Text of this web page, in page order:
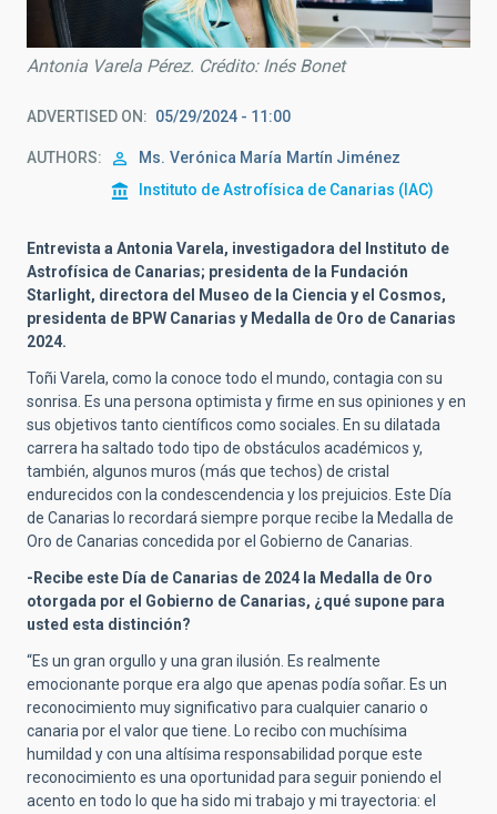
Antonia Varela Pérez. Crédito: Inés Bonet
ADVERTISED ON 05/29/2024 - 11:00
AUTHORS Ms. Verónica María Martín Jiménez
Instituto de Astrofísica de Canarias (IAC)
Entrevista a Antonia Varela, investigadora del Instituto de
Astrofísica de Canarias; presidenta de la Fundación
Starlight, directora del Museo de la Ciencia y el Cosmos,
presidenta de BPW Canarias y Medalla de Oro de Canarias
2024.
Toñi Varela, como la conoce todo el mundo, contagia con su
sonrisa. Es una persona optimista y firme en sus opiniones y en
sus objetivos tanto científicos como sociales. En su dilatada
carrera ha saltado todo tipo de obstáculos académicos y,
también, algunos muros (más que techos) de cristal
endurecidos con la condescendencia y los prejuicios. Este Día
de Canarias lo recordará siempre porque recibe la Medalla de
Oro de Canarias concedida por el Gobierno de Canarias.
-Recibe este Día de Canarias de 2024 la Medalla de Oro
otorgada por el Gobierno de Canarias, ¿qué supone para
usted esta distinción?
“Es un gran orgullo y una gran ilusión. Es realmente
emocionante porque era algo que apenas podía soñar. Es un
reconocimiento muy significativo para cualquier canario o
canaria por el valor que tiene. Lo recibo con muchísima
humildad y con una altísima responsabilidad porque este
reconocimiento es una oportunidad para seguir poniendo el
acento en todo lo que ha sido mi trabajo y mi trayectoria: el